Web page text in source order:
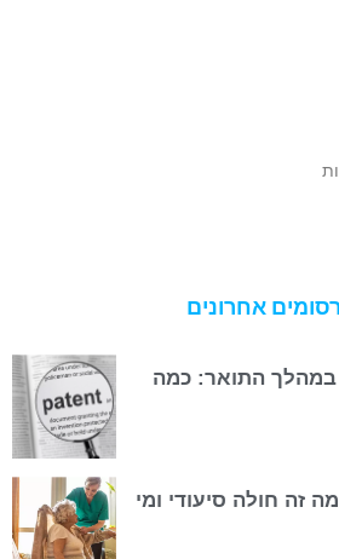
אחרונים
במהלך התואר: כמה
זה חולה סיעודי ומי